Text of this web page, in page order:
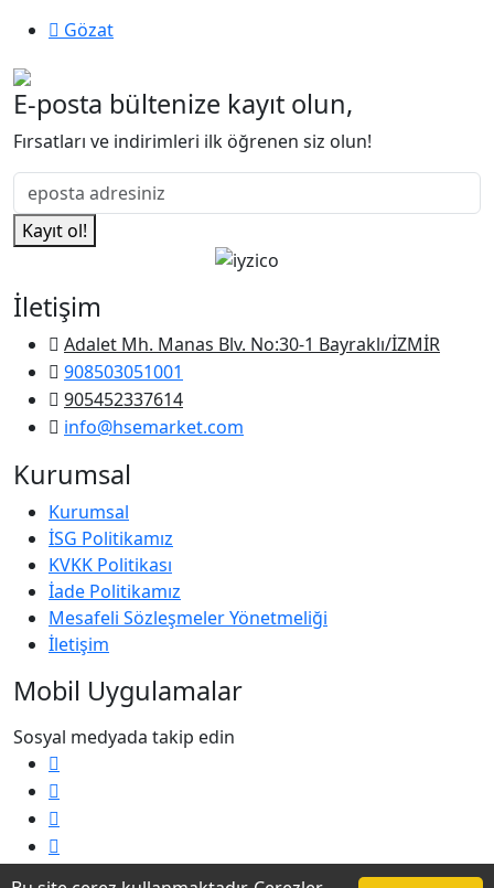
Gözat
E-posta bültenize kayıt olun,
Fırsatları ve indirimleri ilk öğrenen siz olun!
Kayıt ol!
İletişim
Adalet Mh. Manas Blv. No:30-1 Bayraklı/İZMİR
908503051001
905452337614
info@hsemarket.com
Kurumsal
Kurumsal
İSG Politikamız
KVKK Politikası
İade Politikamız
Mesafeli Sözleşmeler Yönetmeliği
İletişim
Mobil Uygulamalar
Sosyal medyada takip edin